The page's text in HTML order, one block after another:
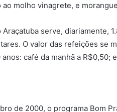
molho vinagrete, e
serve, diariamente,
O valor das refeições se
café da manhã a R$0,50;
de 2000, o programa Bom